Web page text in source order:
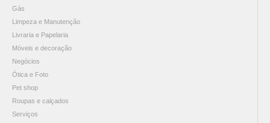
Gás
Limpeza e Manutenção
Livraria e Papelaria
Móveis e decoração
Negócios
Ótica e Foto
Pet shop
Roupas e calçados
Serviços